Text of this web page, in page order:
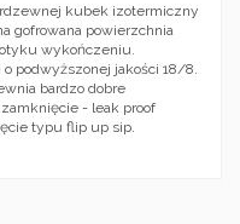
kubek izotermiczny
gofrowana powierzchnia
wykończeniu.
podwyższonej jakości 18/8.
bardzo dobre
- leak proof
typu flip up sip.